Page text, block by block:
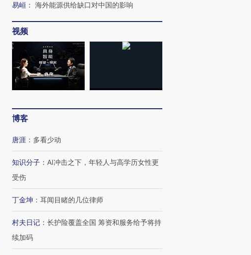
易峘 ： 海外能源供给缺口对中国的影响
视频
博客
唐涯 ： 多看少动
知识分子 ： AI冲击之下，年轻人与高学历女性更
受伤
丁金坤 ： 耳闻目睹的几位律师
村夫日记 ： 长护险覆盖全国 筹资和服务给予将持
续加码